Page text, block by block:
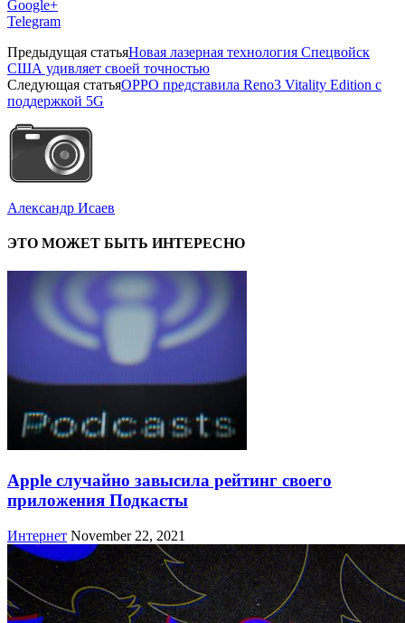
Google+
Telegram
Предыдущая статьяНовая лазерная технология Спецвойск
США удивляет своей точностью
Следующая статьяOPPO представила Reno3 Vitality Edition с
поддержкой 5G
Александр Исаев
ЭТО МОЖЕТ БЫТЬ ИНТЕРЕСНО
Apple случайно завысила рейтинг своего
приложения Подкасты
Интернет November 22, 2021